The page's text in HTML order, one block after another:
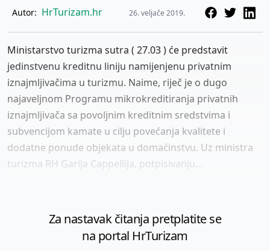
Autor: HrTurizam.hr 26. veljače 2019.
Ministarstvo turizma sutra ( 27.03 ) će predstavit
jedinstvenu kreditnu liniju namijenjenu privatnim
iznajmljivačima u turizmu. Naime, riječ je o dugo
najaveljnom Programu mikrokreditiranja privatnih
iznajmljivača sa povoljnim kreditnim sredstvima i
subvencijom kamate u cilju povećanja kvalitete i
dodatne ponude objekata u domaćinstvu. Uz ministra
turizma RH Garija Cappellija, potpisivanju...
Za nastavak čitanja pretplatite se
na portal HrTurizam